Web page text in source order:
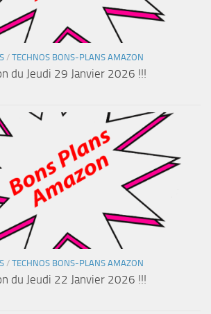
/ TECHNOS BONS-PLANS AMAZON
du Jeudi 29 Janvier 2026 !!!
/ TECHNOS BONS-PLANS AMAZON
du Jeudi 22 Janvier 2026 !!!